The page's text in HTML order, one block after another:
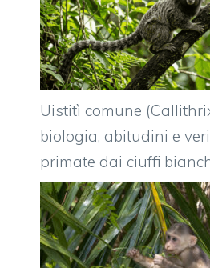
Uistitì comune
biologia, abitudini e
primate dai ciuffi